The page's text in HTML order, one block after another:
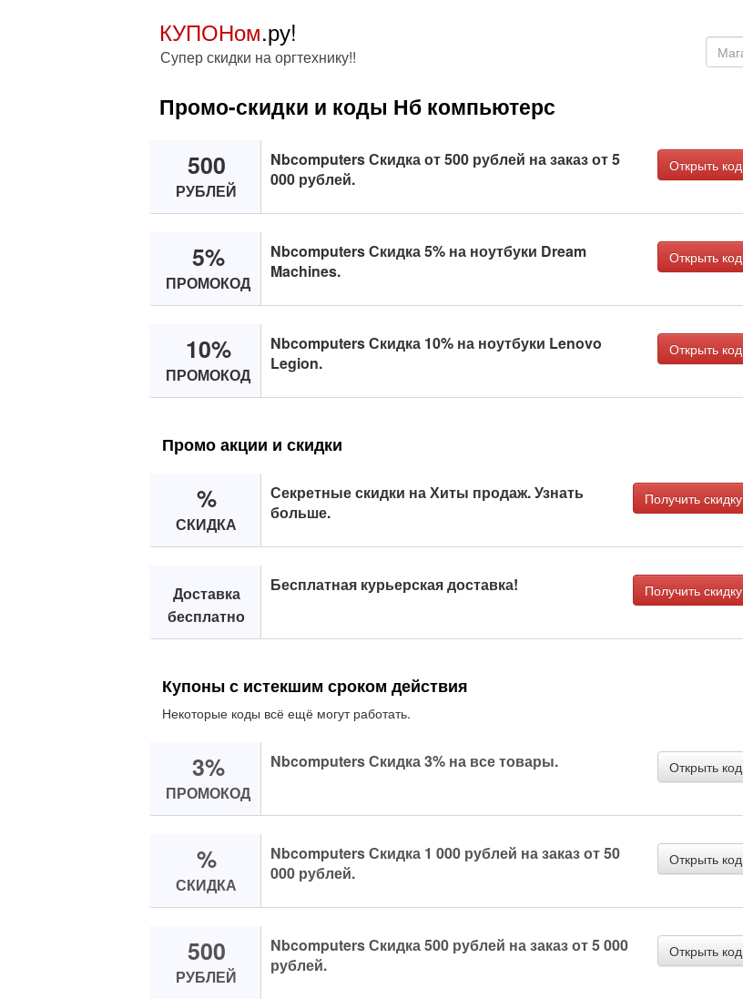
КУПОНом.ру!
Супер скидки на оргтехнику!!
Промо-скидки и коды Нб компьютерс
500
РУБЛЕЙ
Nbcomputers Скидка от 500 рублей на заказ от 5
000 рублей.
Открыть код
5%
ПРОМОКОД
Nbcomputers Скидка 5% на ноутбуки Dream
Machines.
Открыть код
10%
ПРОМОКОД
Nbcomputers Скидка 10% на ноутбуки Lenovo
Legion.
Открыть код
Промо акции и скидки
%
СКИДКА
Секретные скидки на Хиты продаж. Узнать
больше.
Получить скидку
Доставка
бесплатно
Бесплатная курьерская доставка! Получить скидку
Купоны с истекшим сроком действия
Некоторые коды всё ещё могут работать.
3%
ПРОМОКОД
Nbcomputers Скидка 3% на все товары. Открыть код
%
СКИДКА
Nbcomputers Скидка 1 000 рублей на заказ от 50
000 рублей.
Открыть код
500
РУБЛЕЙ
Nbcomputers Скидка 500 рублей на заказ от 5 000
рублей.
Открыть код